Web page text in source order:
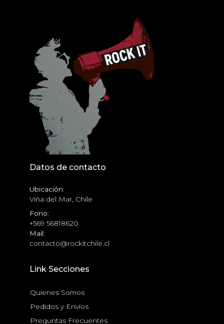
Datos de contacto
Ubicación:
Viña del Mar, Chile
Fono:
+569 56818620
Mail:
contacto@rockitchile.cl
Link Secciones
Quienes Somos
Pedidos y Envíos
Preguntas Frecuentes